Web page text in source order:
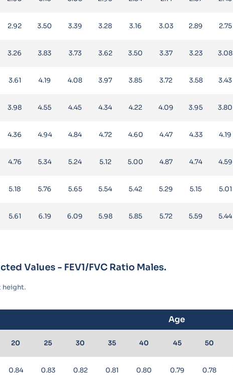
2.92 3.50 3.39 3.28 3.16 3.03 2.89 2.75
3.26 3.83 3.73 3.62 3.50 3.37 3.23 3.08
3.61 4.19 4.08 3.97 3.85 3.72 3.58 3.43
3.98 4.55 4.45 4.34 4.22 4.09 3.95 3.80
4.36 4.94 4.84 4.72 4.60 4.47 4.33 4.19
4.76 5.34 5.24 5.12 5.00 4.87 4.74 4.59
5.18 5.76 5.65 5.54 5.42 5.29 5.15 5.01
5.61 6.19 6.09 5.98 5.85 5.72 5.59 5.44
Values - FEV1/FVC Ratio Males.
height.
Age
20 25 30 35 40 45 50
0.84 0.83 0.82 0.81 0.80 0.79 0.78